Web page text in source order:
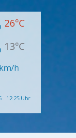
26°C
13°C
km/h
- 12:25 Uhr